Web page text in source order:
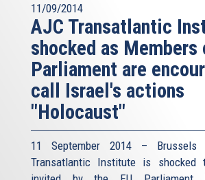
11/09/2014
AJC Transatlantic
shocked as Members
Parliament are
call Israel's actions
"Holocaust"
11 September 2014 –
Transatlantic Institute is shocked